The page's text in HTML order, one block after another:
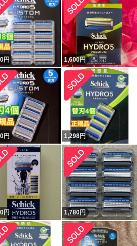
円 1,600円
円 1,298円
円 1,780円